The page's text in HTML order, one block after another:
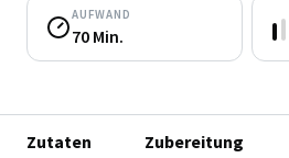
AUFWAND
70 Min.
Zutaten Zubereitung